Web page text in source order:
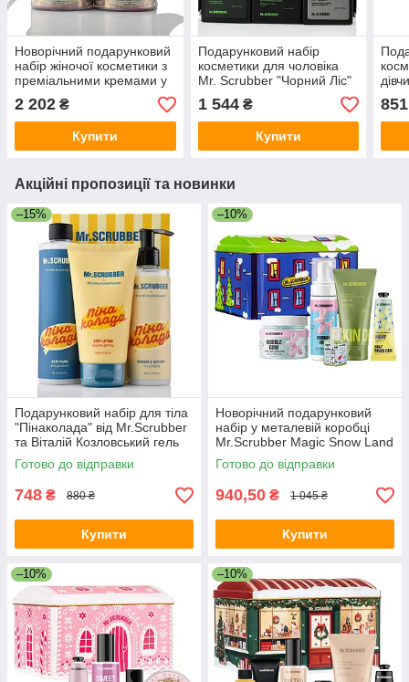
Новорічний подарунковий
набір жіночої косметики з
преміальними кремами у
наборі 3 креми для мами,
жінки, дружини
2 202 ₴
Купити
Подарунковий набір
косметики для чоловіка
Mr. Scrubber "Чорний Ліс"
– подарунок для
військового, чоловіка,
брата, батька, хлопця
1 544₴
Купити
851
Акційні пропозиції та новинки
–15%
Подарунковий набір для тіла
"Пінаколада" від Mr.Scrubber
та Віталій Козловський гель
для душу+лосьйон+піна для
ванни
Готово до відправки
748 ₴ 880 ₴
Купити
–10%
Новорічний подарунковий
набір у металевій коробці
Mr.Scrubber Magic Snow Land
Christmas Gift з 5-ти позицій
Готово до відправки
940,50 ₴ 1 045 ₴
Купити
–10% –10%